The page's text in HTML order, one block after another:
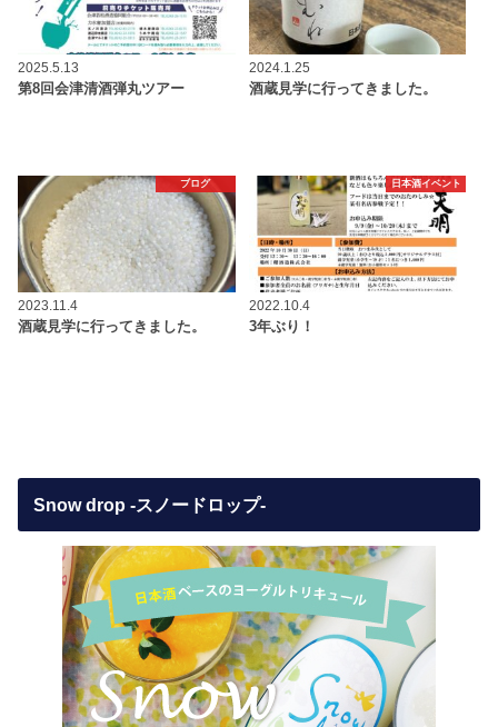
2025.5.13
第8回会津清酒弾丸ツアー
2024.1.25
酒蔵見学に行ってきました。
ブログ
2023.11.4
酒蔵見学に行ってきました。
日本酒イベント
2022.10.4
3年ぶり！
Snow drop -スノードロップ-